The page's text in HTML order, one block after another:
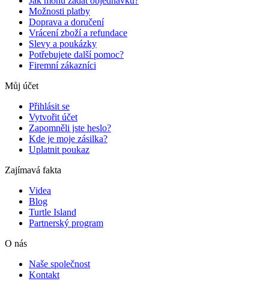
Možnosti platby
Doprava a doručení
Vrácení zboží a refundace
Slevy a poukázky
Potřebujete další pomoc?
Firemní zákazníci
Můj účet
Přihlásit se
Vytvořit účet
Zapomněli jste heslo?
Kde je moje zásilka?
Uplatnit poukaz
Zajímavá fakta
Videa
Blog
Turtle Island
Partnerský program
O nás
Naše společnost
Kontakt